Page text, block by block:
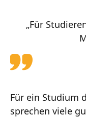
„Für
Für ein Studium
sprechen viele